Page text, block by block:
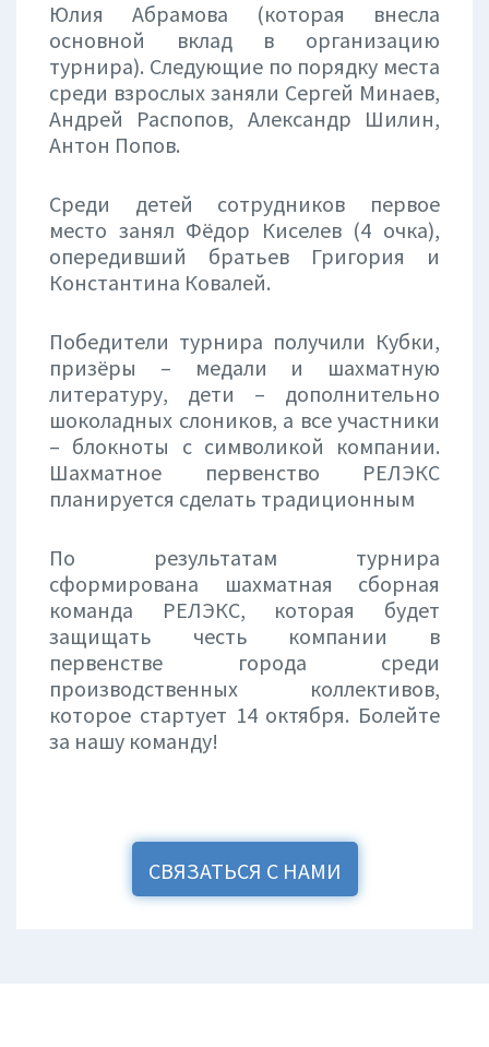
Юлия Абрамова (которая внесла
основной вклад в организацию
турнира). Следующие по порядку места
среди взрослых заняли Сергей Минаев,
Андрей Распопов, Александр Шилин,
Антон Попов.
Среди детей сотрудников первое
место занял Фёдор Киселев (4 очка),
опередивший братьев Григория и
Константина Ковалей.
Победители турнира получили Кубки,
призёры – медали и шахматную
литературу, дети – дополнительно
шоколадных слоников, а все участники
– блокноты с символикой компании.
Шахматное первенство РЕЛЭКС
планируется сделать традиционным
По результатам турнира
сформирована шахматная сборная
команда РЕЛЭКС, которая будет
защищать честь компании в
первенстве города среди
производственных коллективов,
которое стартует 14 октября. Болейте
за нашу команду!
СВЯЗАТЬСЯ С НАМИ